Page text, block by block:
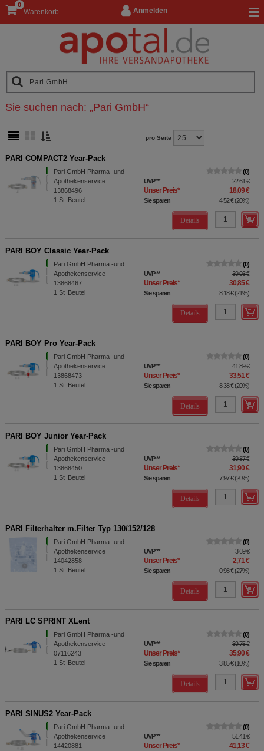
Anmelden
Warenkorb
0
Sie suchen nach: „Pari GmbH“
pro Seite
PARI COMPACT2 Year-Pack
Pari GmbH Pharma -und
Apothekenservice
13868496
1 St Beutel
0
UVP** 22,61 €
Unser Preis* 18,09 €
Sie sparen 4,52 €(20%)
Details
PARI BOY Classic Year-Pack
Pari GmbH Pharma -und
Apothekenservice
13868467
1 St Beutel
0
UVP** 39,03 €
Unser Preis* 30,85 €
Sie sparen 8,18 €(21%)
Details
PARI BOY Pro Year-Pack
Pari GmbH Pharma -und
Apothekenservice
13868473
1 St Beutel
0
UVP** 41,89 €
Unser Preis* 33,51 €
Sie sparen 8,38 €(20%)
Details
PARI BOY Junior Year-Pack
Pari GmbH Pharma -und
Apothekenservice
13868450
1 St Beutel
0
UVP** 39,87 €
Unser Preis* 31,90 €
Sie sparen 7,97 €(20%)
Details
PARI Filterhalter m.Filter Typ 130/152/128
Pari GmbH Pharma -und
Apothekenservice
14042858
1 St Beutel
0
UVP** 3,69 €
Unser Preis* 2,71 €
Sie sparen 0,98 €(27%)
Details
PARI LC SPRINT XLent
Pari GmbH Pharma -und
Apothekenservice
07116243
1 St Beutel
0
UVP** 39,75 €
Unser Preis* 35,90 €
Sie sparen 3,85 €(10%)
Details
PARI SINUS2 Year-Pack
Pari GmbH Pharma -und
Apothekenservice
14420881
0
UVP** 51,41 €
Unser Preis* 41,13 €